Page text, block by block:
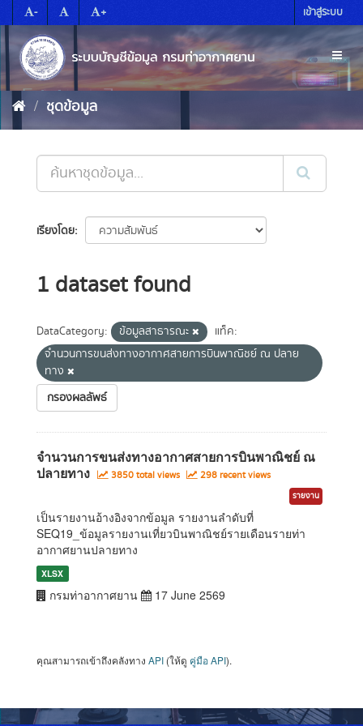
to
content
- + เข้าสู่ระบบ
ชุดข้อมูล
เรียงโดย
1 dataset found
DataCategory: ข้อมูลสาธารณะ
แท็ค:
จำนวนการขนส่งทางอากาศสายการบินพาณิชย์ ณ ปลาย
ทาง
กรองผลลัพธ์
จำนวนการขนส่งทางอากาศสายการบินพาณิชย์ ณ
ปลายทาง
3850 total views 298 recent views
รายงาน
เป็นรายงานอ้างอิงจากข้อมูล รายงานลำดับที่
SEQ19_ข้อมูลรายงานเที่ยวบินพาณิชย์รายเดือนรายท่า
อากาศยานปลายทาง
XLSX
กรมท่าอากาศยาน 17 June 2569
คุณสามารถเข้าถึงคลังทาง API (ให้ดู คู่มือ API).